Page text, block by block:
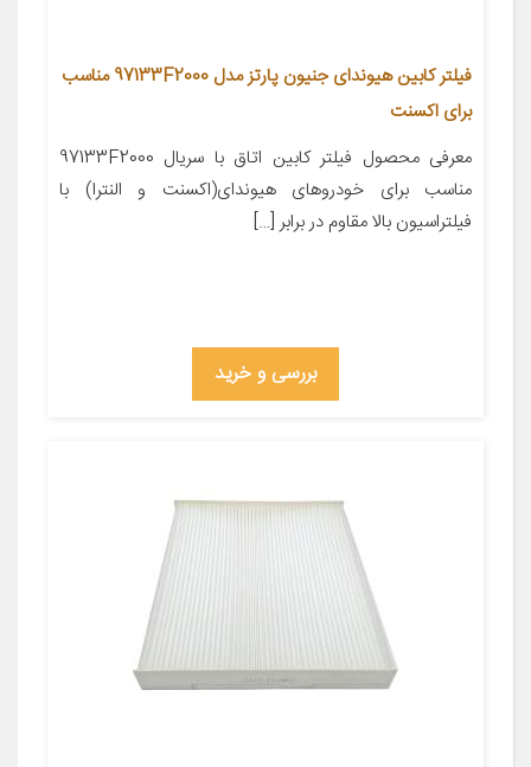
فیلتر کابین هیوندای جنیون پارتز مدل 97133F2000 مناسب
برای اکسنت
معرفی محصول فیلتر کابین اتاق با سریال 97133F2000
مناسب برای خودروهای هیوندای(اکسنت و النترا) با
فیلتراسیون بالا مقاوم در برابر […]
بررسی و خرید